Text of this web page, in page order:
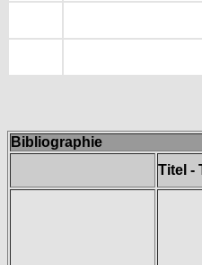
Bibliographie
Titel -